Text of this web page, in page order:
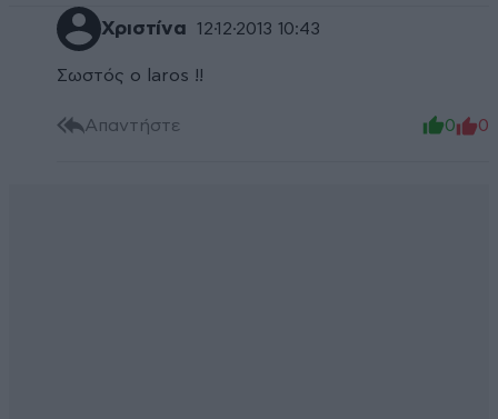
Χριστίνα 12·12·2013 10:43
Σωστός ο laros !!
Απαντήστε 0 0